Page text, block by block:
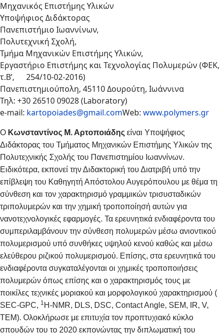
Μηχανικός Επιστήμης Υλικών
Υποψήφιος Διδάκτορας
Πανεπιστήμιο Ιωαννίνων,
Πολυτεχνική Σχολή,
Τμήμα Μηχανικών Επιστήμης Υλικών,
Εργαστήριο Επιστήμης και Τεχνολογίας Πολυμερών (ΦΕΚ,
τ.Β’, 254/10-02-2016)
Πανεπιστημιούπολη, 45110 Δουρούτη, Ιωάννινα
Τηλ: +30 26510 09028 (Laboratory)
e-mail: kartopoiades@gmail.comWeb: www.polymers.gr
Ο Κωνσταντίνος Μ. Αρτοποιάδης είναι Υποψήφιος
Διδάκτορας του Τμήματος Μηχανικών Επιστήμης Υλικών της
Πολυτεχνικής Σχολής του Πανεπιστημίου Ιωαννίνων.
Ειδικότερα, εκπονεί την Διδακτορική του Διατριβή υπό την
επίβλεψη του Καθηγητή Απόστολου Αυγερόπουλου με θέμα τη
σύνθεση και τον χαρακτηρισμό γραμμικών τρισυσταδικών
τριπολυμερών και την χημική τροποποίησή αυτών για
νανοτεχνολογικές εφαρμογές. Τα ερευνητικά ενδιαφέροντα του
συμπεριλαμβάνουν την σύνθεση πολυμερών μέσω ανιοντικού
πολυμερισμού υπό συνθήκες υψηλού κενού καθώς και μέσω
ελεύθερου ριζικού πολυμερισμού. Επίσης, στα ερευνητικά του
ενδιαφέροντα συγκαταλέγονται οι χημικές τροποποιήσεις
πολυμερών όπως επίσης και ο χαρακτηρισμός τους με
ποικίλες τεχνικές μοριακού και μορφολογικού χαρακτηρισμού (
SEC-GPC, 1 H-NMR, DLS, DSC, Contact Angle, SEM, IR, V,
TEM). Ολοκλήρωσε με επιτυχία τον προπτυχιακό κύκλο
σπουδών του το 2020 εκπονώντας την διπλωματική του